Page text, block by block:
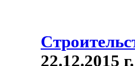
22.12.2015 г.